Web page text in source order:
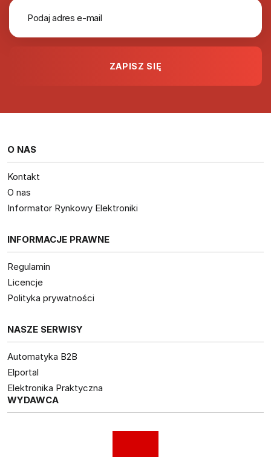
O NAS
Kontakt
O nas
Informator Rynkowy Elektroniki
INFORMACJE PRAWNE
Regulamin
Licencje
Polityka prywatności
NASZE SERWISY
Automatyka B2B
Elportal
Elektronika Praktyczna
WYDAWCA